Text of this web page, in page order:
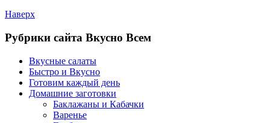
Наверх
Рубрики сайта Вкусно Всем
Вкусные салаты
Быстро и Вкусно
Готовим каждый день
Домашние заготовки
Баклажаны и Кабачки
Варенье